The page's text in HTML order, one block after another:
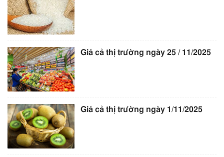
Giá cả thị trường ngày 25 / 11/2025
Giá cả thị trường ngày 1/11/2025